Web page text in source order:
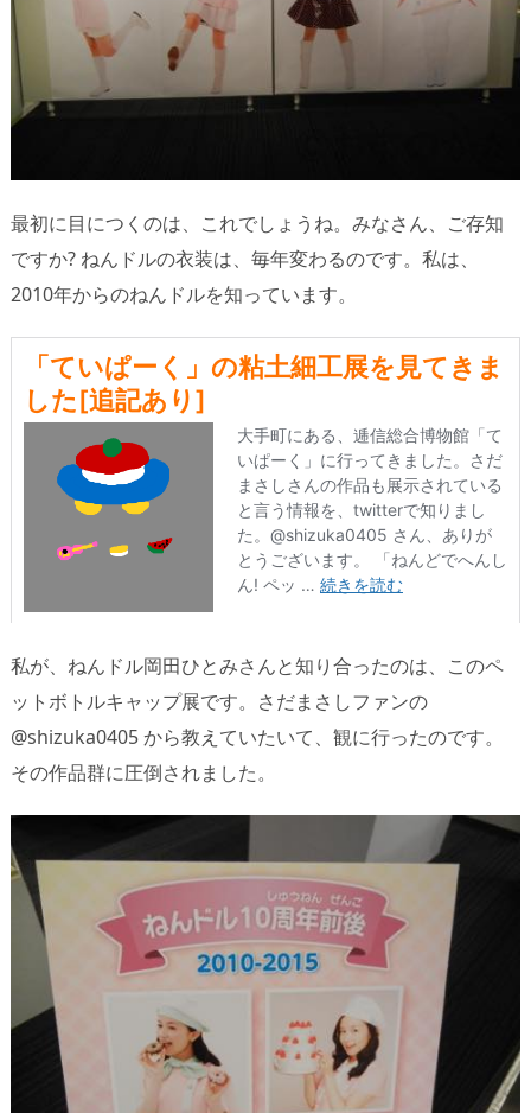
最初に目につくのは、これでしょうね。みなさん、ご存知
ですか? ねんドルの衣装は、毎年変わるのです。私は、
2010年からのねんドルを知っています。
私が、ねんドル岡田ひとみさんと知り合ったのは、このペ
ットボトルキャップ展です。さだまさしファンの
@shizuka0405 から教えていたいて、観に行ったのです。
その作品群に圧倒されました。